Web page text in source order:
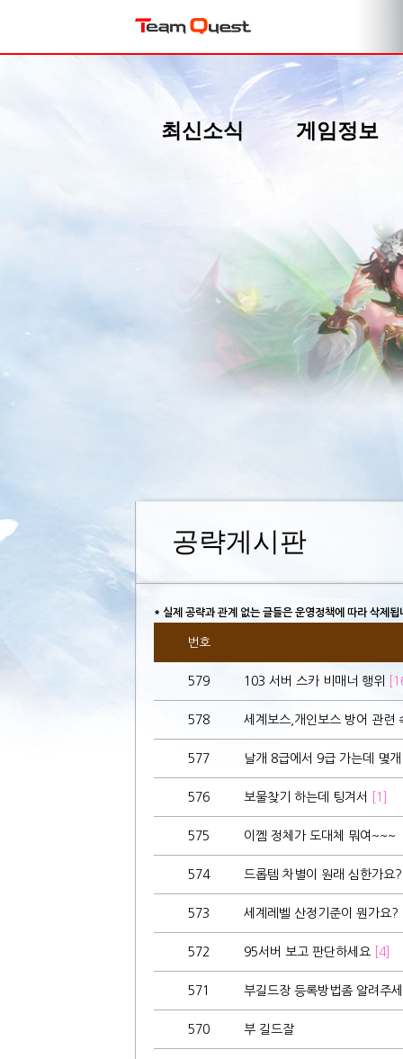
최신소식 게임정보
공략게시판
* 실제 공략과 관계 없는 글들은 운영정책에 따라 삭제됩
번호
579 103 서버 스카 비매너 행위
578 세계보스,개인보스 방어 관련
577 날개 8급에서 9급 가는데 몇
576 보물찾기 하는데 팅겨서 [1]
575 이껨 정체가 도대체 뭐여~~~
574 드롭템 차별이 원래 심한가요
573 세계레벨 산정기준이 뭔가요?
572 95서버 보고 판단하세요 [4]
571 부길드장 등록방법좀 알려주
570 부 길드잘